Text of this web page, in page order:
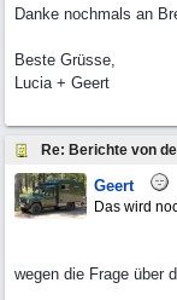
Danke nochmals an
Beste Grüsse,
Lucia + Geert
Geert
Das wird
wegen die Frage über